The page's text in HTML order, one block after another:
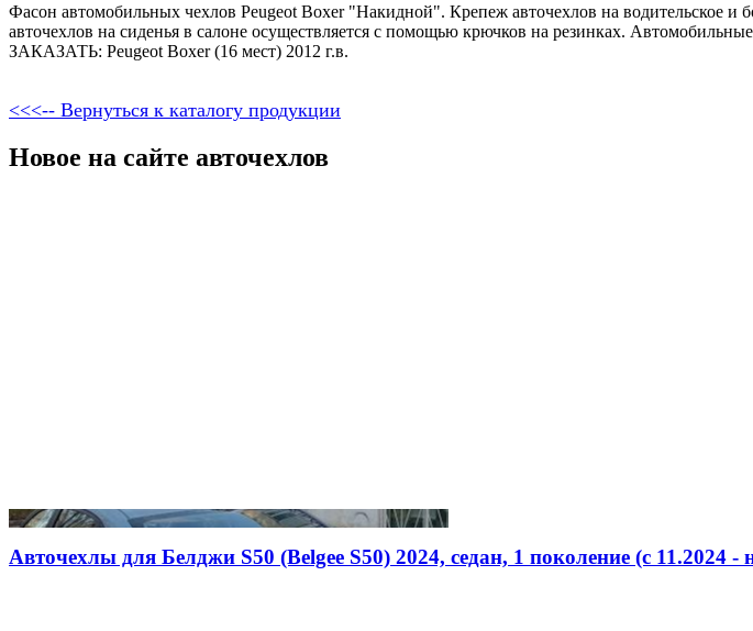
Фасон автомобильных чехлов Peugeot Boxer "Накидной". Крепеж авточехлов на водительское и
авточехлов на сиденья в салоне осуществляется с помощью крючков на резинках.
ЗАКАЗАТЬ: Peugeot Boxer (16 мест) 2012 г.в.
<<<-- Вернуться к каталогу продукции
Новое на сайте авточехлов
Авточехлы для Белджи S50 (Belgee S50) 2024, седан, 1 поколение (c 11.2024 -